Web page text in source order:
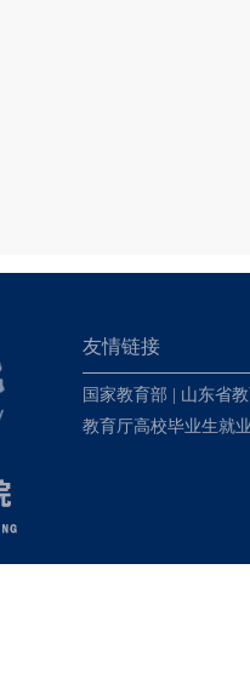
友情链接
国家教育部
山东省
教育厅高校毕业生就